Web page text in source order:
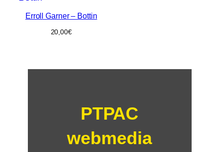
Erroll Garner – Bottin
20,00€
PTPAC
webmedia